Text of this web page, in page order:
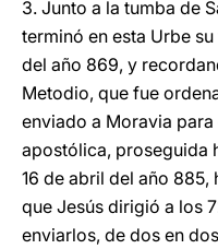
3. Junto a la tumba de
terminó en esta Urbe
del año 869, y
Metodio, que fue
enviado a Moravia
apostólica, proseguida
16 de abril del año
que Jesús dirigió a los
enviarlos, de dos en